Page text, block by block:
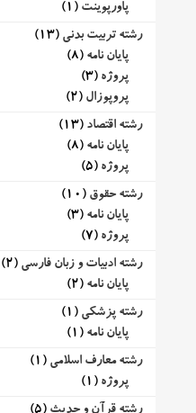
پاورپوینت (1)
رشته تربیت بدنی (13)
پایان نامه (8)
پروژه (3)
پروپوزال (2)
رشته اقتصاد (13)
پایان نامه (8)
پروژه (5)
رشته حقوق (10)
پایان نامه (3)
پروژه (7)
رشته ادبیات و زبان فارسی (2)
پایان نامه (2)
رشته پزشکی (1)
پایان نامه (1)
رشته معارف اسلامی (1)
پروژه (1)